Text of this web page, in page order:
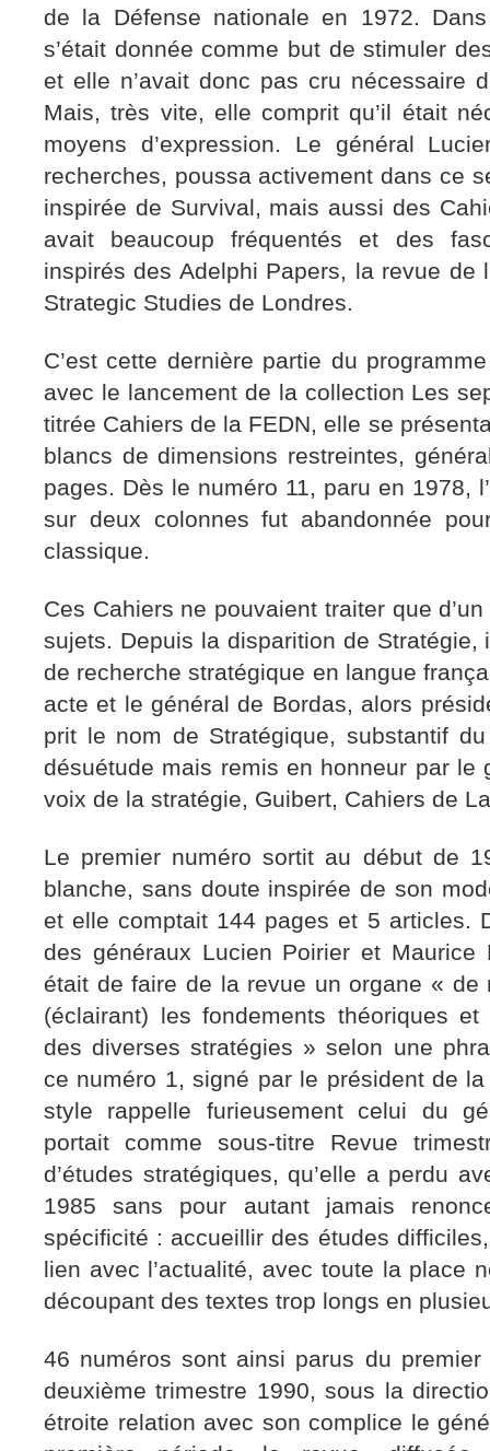
de la Défense nationale en 1972.
s’était donnée comme but de stimuler
et elle n’avait donc pas cru nécessaire
Mais, très vite, elle comprit qu’il était
moyens d’expression. Le général
recherches, poussa activement dans ce
inspirée de Survival, mais aussi des
avait beaucoup fréquentés et des
inspirés des Adelphi Papers, la revue de
Strategic Studies de Londres.
C’est cette dernière partie du
avec le lancement de la collection Les
titrée Cahiers de la FEDN, elle se
blancs de dimensions restreintes,
pages. Dès le numéro 11, paru en 1978,
sur deux colonnes fut abandonnée
classique.
Ces Cahiers ne pouvaient traiter que
sujets. Depuis la disparition de Stratégie,
de recherche stratégique en langue
acte et le général de Bordas, alors
prit le nom de Stratégique, substantif
désuétude mais remis en honneur par le
voix de la stratégie, Guibert, Cahiers de
Le premier numéro sortit au début de
blanche, sans doute inspirée de son
et elle comptait 144 pages et 5 articles.
des généraux Lucien Poirier et Maurice
était de faire de la revue un organe « de
(éclairant) les fondements théoriques
des diverses stratégies » selon une
ce numéro 1, signé par le président de
style rappelle furieusement celui du
portait comme sous-titre Revue
d’études stratégiques, qu’elle a perdu
1985 sans pour autant jamais
spécificité : accueillir des études
lien avec l’actualité, avec toute la place
découpant des textes trop longs en
46 numéros sont ainsi parus du premier
deuxième trimestre 1990, sous la
étroite relation avec son complice le